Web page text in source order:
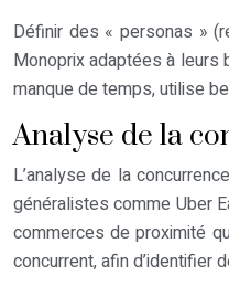
Définir des « personas »
Monoprix adaptées à leurs
manque de temps, utilise
Analyse de la
L’analyse de la
généralistes comme Uber
commerces de proximité
concurrent, afin d’identifier